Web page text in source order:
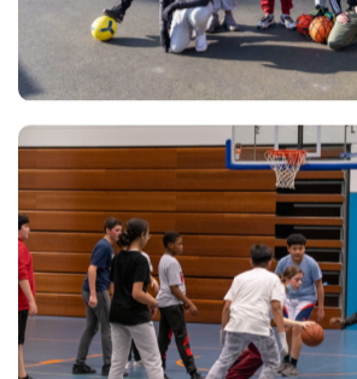
Views